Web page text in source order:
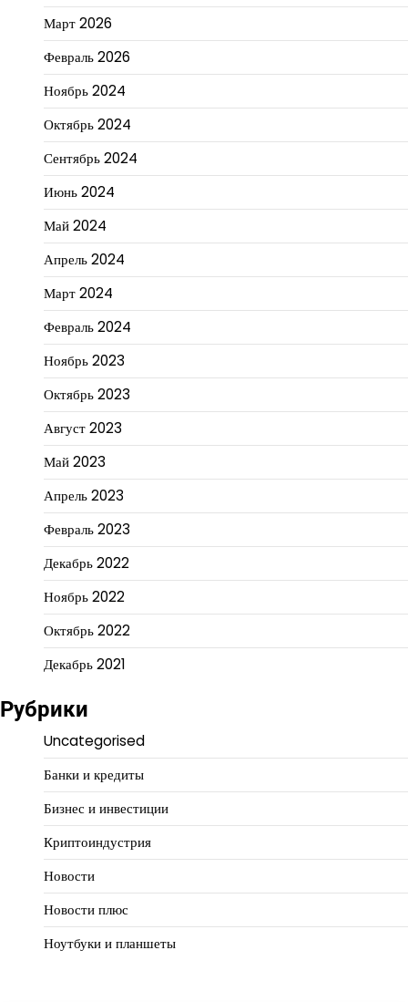
Март 2026
Февраль 2026
Ноябрь 2024
Октябрь 2024
Сентябрь 2024
Июнь 2024
Май 2024
Апрель 2024
Март 2024
Февраль 2024
Ноябрь 2023
Октябрь 2023
Август 2023
Май 2023
Апрель 2023
Февраль 2023
Декабрь 2022
Ноябрь 2022
Октябрь 2022
Декабрь 2021
Рубрики
Uncategorised
Банки и кредиты
Бизнес и инвестиции
Криптоиндустрия
Новости
Новости плюс
Ноутбуки и планшеты